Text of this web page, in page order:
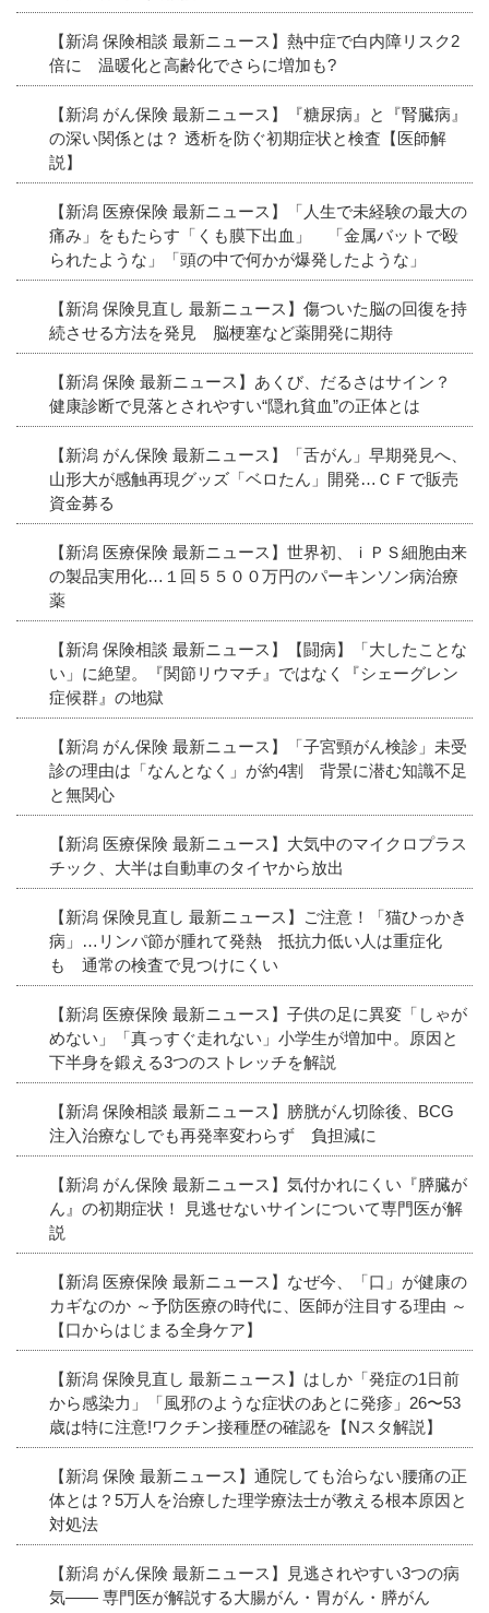
【新潟 保険相談 最新ニュース】熱中症で白内障リスク2
倍に 温暖化と高齢化でさらに増加も?
【新潟 がん保険 最新ニュース】『糖尿病』と『腎臓病』
の深い関係とは？ 透析を防ぐ初期症状と検査【医師解
説】
【新潟 医療保険 最新ニュース】「人生で未経験の最大の
痛み」をもたらす「くも膜下出血」 「金属バットで殴
られたような」「頭の中で何かが爆発したような」
【新潟 保険見直し 最新ニュース】傷ついた脳の回復を持
続させる方法を発見 脳梗塞など薬開発に期待
【新潟 保険 最新ニュース】あくび、だるさはサイン？
健康診断で見落とされやすい“隠れ貧血”の正体とは
【新潟 がん保険 最新ニュース】「舌がん」早期発見へ、
山形大が感触再現グッズ「ベロたん」開発…ＣＦで販売
資金募る
【新潟 医療保険 最新ニュース】世界初、ｉＰＳ細胞由来
の製品実用化…１回５５００万円のパーキンソン病治療
薬
【新潟 保険相談 最新ニュース】【闘病】「大したことな
い」に絶望。『関節リウマチ』ではなく『シェーグレン
症候群』の地獄
【新潟 がん保険 最新ニュース】「子宮頸がん検診」未受
診の理由は「なんとなく」が約4割 背景に潜む知識不足
と無関心
【新潟 医療保険 最新ニュース】大気中のマイクロプラス
チック、大半は自動車のタイヤから放出
【新潟 保険見直し 最新ニュース】ご注意！「猫ひっかき
病」…リンパ節が腫れて発熱 抵抗力低い人は重症化
も 通常の検査で見つけにくい
【新潟 医療保険 最新ニュース】子供の足に異変「しゃが
めない」「真っすぐ走れない」小学生が増加中。原因と
下半身を鍛える3つのストレッチを解説
【新潟 保険相談 最新ニュース】膀胱がん切除後、BCG
注入治療なしでも再発率変わらず 負担減に
【新潟 がん保険 最新ニュース】気付かれにくい『膵臓が
ん』の初期症状！ 見逃せないサインについて専門医が解
説
【新潟 医療保険 最新ニュース】なぜ今、「口」が健康の
カギなのか ～予防医療の時代に、医師が注目する理由 ～
【口からはじまる全身ケア】
【新潟 保険見直し 最新ニュース】はしか「発症の1日前
から感染力」「風邪のような症状のあとに発疹」26〜53
歳は特に注意!ワクチン接種歴の確認を【Nスタ解説】
【新潟 保険 最新ニュース】通院しても治らない腰痛の正
体とは？5万人を治療した理学療法士が教える根本原因と
対処法
【新潟 がん保険 最新ニュース】見逃されやすい3つの病
気―― 専門医が解説する大腸がん・胃がん・膵がん